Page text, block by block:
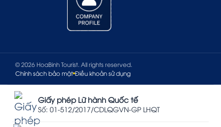
© 2026 HoaBinh Tourist. All rights reserved.
Chính sách bảo mật Điều khoản sử dụng
Giấy phép Lữ hành Quốc tế
Số: 01-512/2017/CDLQGVN-GP LHQT